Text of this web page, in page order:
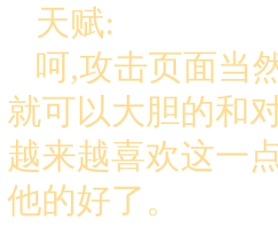
天赋:
呵,攻击页面当
就可以大胆的和
越来越喜欢这一
他的好了。